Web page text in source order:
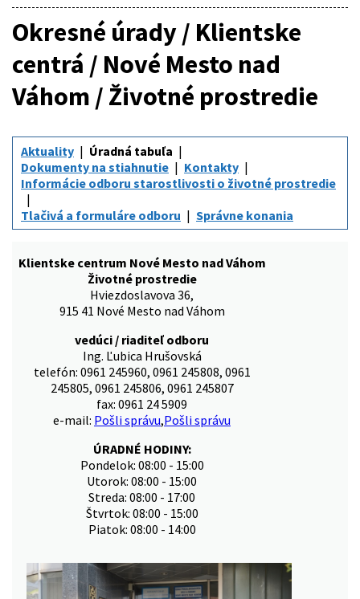
Okresné úrady / Klientske
centrá / Nové Mesto nad
Váhom / Životné prostredie
Aktuality
Úradná tabuľa
Dokumenty na stiahnutie
Kontakty
Informácie odboru starostlivosti o životné prostredie
Tlačivá a formuláre odboru
Správne konania
Klientske centrum Nové Mesto nad Váhom
Životné prostredie
Hviezdoslavova 36,
915 41 Nové Mesto nad Váhom
vedúci / riaditeľ odboru
Ing. Ľubica Hrušovská
telefón: 0961 245960, 0961 245808, 0961
245805, 0961 245806, 0961 245807
fax: 0961 24 5909
e-mail: Pošli správu,Pošli správu
ÚRADNÉ HODINY:
Pondelok: 08:00 - 15:00
Utorok: 08:00 - 15:00
Streda: 08:00 - 17:00
Štvrtok: 08:00 - 15:00
Piatok: 08:00 - 14:00